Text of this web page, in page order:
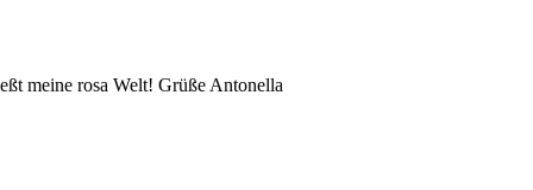
meine rosa Welt! Grüße Antonella